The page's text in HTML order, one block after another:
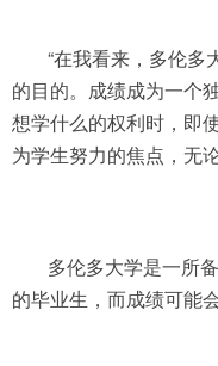
“在我看来，多伦多
的目的。成绩成为一个
想学什么的权利时，即
为学生努力的焦点，无
多伦多大学是一所
的毕业生，而成绩可能